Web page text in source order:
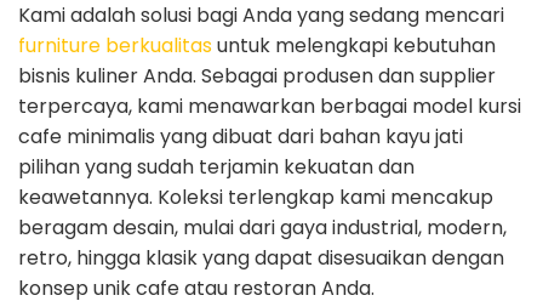
Kami adalah solusi bagi Anda yang sedang mencari
furniture berkualitasuntuk melengkapi kebutuhan
bisnis kuliner Anda. Sebagai produsen dan supplier
terpercaya, kami menawarkan berbagai model kursi
cafe minimalis yang dibuat dari bahan kayu jati
pilihan yang sudah terjamin kekuatan dan
keawetannya. Koleksi terlengkap kami mencakup
beragam desain, mulai dari gaya industrial, modern,
retro, hingga klasik yang dapat disesuaikan dengan
konsep unik cafe atau restoran Anda.